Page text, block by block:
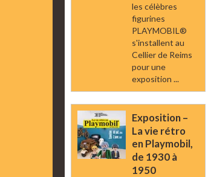
les célèbres
figurines
PLAYMOBIL®
s'installent au
Cellier de Reims
pour une
exposition ...
Exposition –
La vie rétro
en Playmobil,
de 1930 à
1950